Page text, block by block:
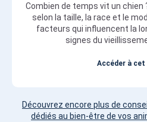
Combien de temps vit un chien
selon la taille, la race et le
facteurs qui influencent la
signes du
Accéder à
Découvrez encore plus de
dédiés au bien-être de vos